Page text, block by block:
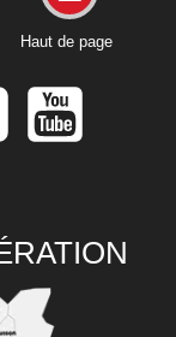
Haut de page